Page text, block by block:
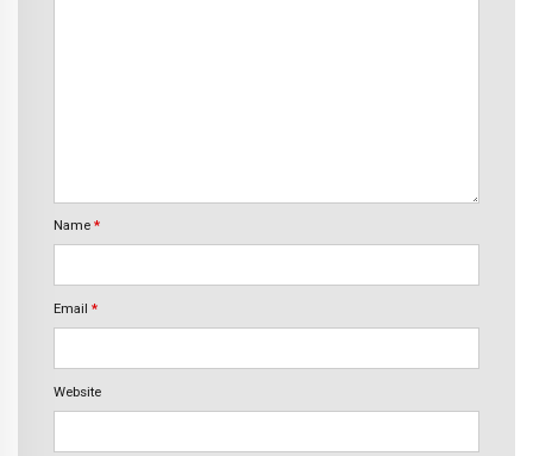
Name *
Email *
Website